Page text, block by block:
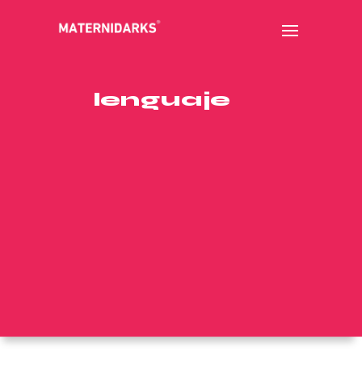
lenguaje